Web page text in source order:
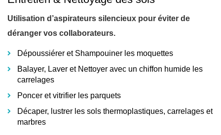
Utilisation d’aspirateurs silencieux pour éviter de
déranger vos collaborateurs.
Dépoussiérer et Shampouiner les moquettes
Balayer, Laver et Nettoyer avec un chiffon humide les
carrelages
Poncer et vitrifier les parquets
Décaper, lustrer les sols thermoplastiques, carrelages et
marbres